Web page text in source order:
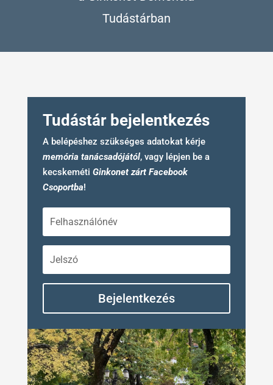
Tudástárban
Tudástár bejelentkezés
A belépéshez szükséges adatokat kérje
memória tanácsadójától, vagy lépjen be a
kecskeméti Ginkonet zárt Facebook
Csoportba!
Bejelentkezés